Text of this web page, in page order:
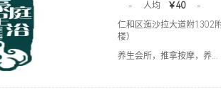
- 人均 ￥40
-
仁和区迤沙拉大道附1302
楼）
养生会所，推拿按摩，养...